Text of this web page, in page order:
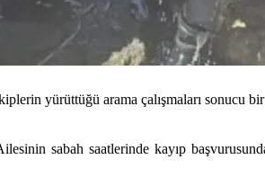
yürüttüğü arama çalışmaları sonucu
sabah saatlerinde kayıp